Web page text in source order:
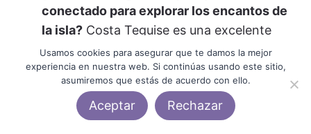
conectado para explorar los encantos de
la isla? Costa Teguise es una excelente
opción. Tiene playas, ambiente relajado y
una ubicación estratégica para moverte
cómodamente por Lanzarote. Ideal si
planeas estar todo el día visitando los
Usamos cookies para asegurar que te damos la mejor
experiencia en nuestra web. Si continúas usando este sitio,
asumiremos que estás de acuerdo con ello.
Aceptar Rechazar